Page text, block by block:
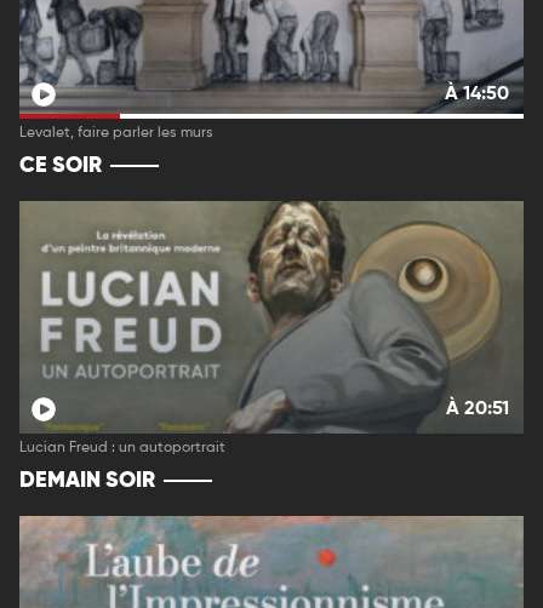
À 14:50
Levalet, faire parler les murs
CE SOIR
À 20:51
Lucian Freud : un autoportrait
DEMAIN SOIR